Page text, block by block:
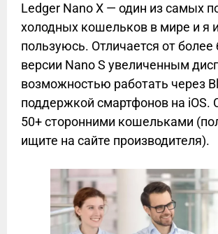
Ledger Nano X — один из самых
холодных кошельков в мире и я
пользуюсь. Отличается от
версии Nano S увеличенным
возможностью работать через
поддержкой смартфонов на iOS.
50+ сторонними кошельками
ищите на сайте производителя).